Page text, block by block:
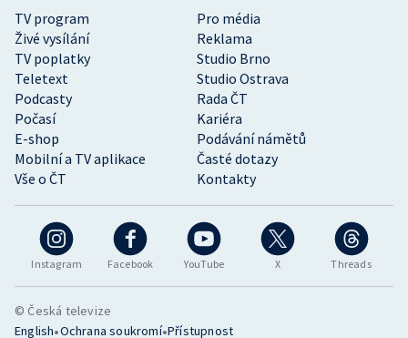
Instagram Facebook YouTube X Threads
TV program
Pro média
Živé vysílání
Reklama
TV poplatky
Studio Brno
Teletext
Studio Ostrava
Podcasty
Rada ČT
Počasí
Kariéra
E-shop
Podávání námětů
Mobilní a TV aplikace
Časté dotazy
Vše o ČT
Kontakty
© Česká televize
English•Ochrana soukromí•Přístupnost